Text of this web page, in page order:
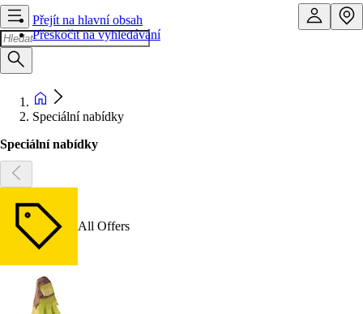
Přejít na hlavní obsah
Přeskočit na vyhledávání
Speciální nabídky
Speciální nabídky
All Offers